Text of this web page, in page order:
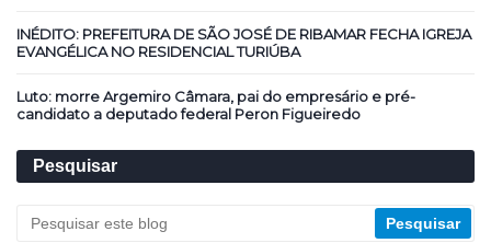
INÉDITO: PREFEITURA DE SÃO JOSÉ DE RIBAMAR FECHA IGREJA
EVANGÉLICA NO RESIDENCIAL TURIÚBA
Luto: morre Argemiro Câmara, pai do empresário e pré-
candidato a deputado federal Peron Figueiredo
Pesquisar